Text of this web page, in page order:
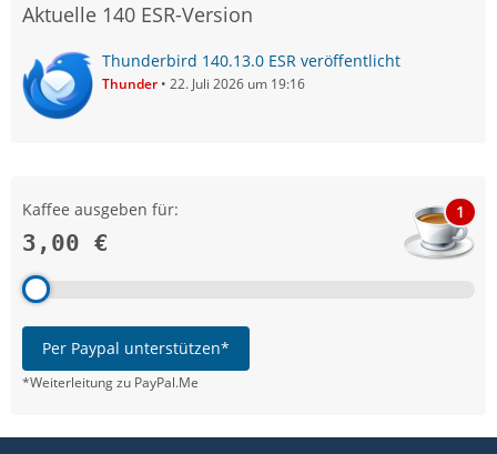
Aktuelle 140 ESR-Version
Thunderbird 140.13.0 ESR veröffentlicht
Thunder 22. Juli 2026 um 19:16
Kaffee ausgeben für:
3,00 €
1
Per Paypal unterstützen*
*Weiterleitung zu PayPal.Me